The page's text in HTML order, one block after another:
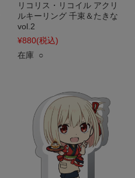
リコリス・リコイル アクリ
ルキーリング 千束＆たきな
vol.2
¥880(税込)
在庫 ○